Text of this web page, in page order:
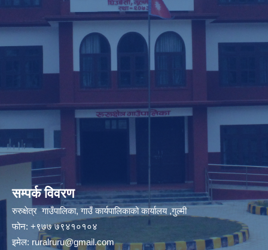
सम्पर्क विवरण
रुरुक्षेत्र गाउँपालिका, गाउँ कार्यपालिकाको कार्यालय ,गुल्मी
फोन: +९७७ ७९४१०१०४
इमेल: ruralruru@gmail.com